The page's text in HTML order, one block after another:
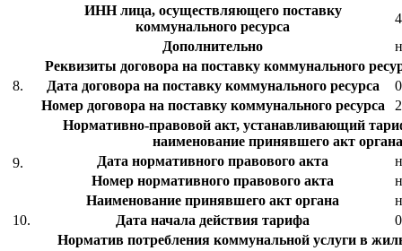
ИНН лица, осуществляющего поставку
коммунального ресурса
Дополнительно
8.
Реквизиты договора на поставку коммунального
Дата договора на поставку коммунального ресурса
Номер договора на поставку коммунального ресурса
9.
Нормативно-правовой акт, устанавливающий
наименование принявшего акт
Дата нормативного правового акта
Номер нормативного правового акта
Наименование принявшего акт органа
10.
Дата начала действия тарифа
Норматив потребления коммунальной услуги в